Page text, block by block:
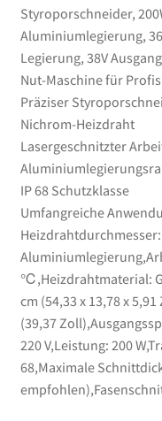
Profis
oder
Heimwerker
Menge
Styroporschneider,
Aluminiumlegierung,
Legierung, 38V
Nut-Maschine für
Präziser
Nichrom-Heizdraht
Lasergeschnitzter
IP 68 Schutzklasse
Umfangreiche
℃,Heizdrahtmaterial:
cm (54,33 x 13,78 x
(39,37
220 V,Leistung: 200
68,Maximale